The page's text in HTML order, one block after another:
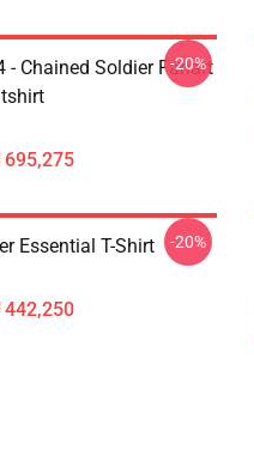
- Chained Soldier Fanart
695,275
-20%
Essential T-Shirt
442,250
-20%